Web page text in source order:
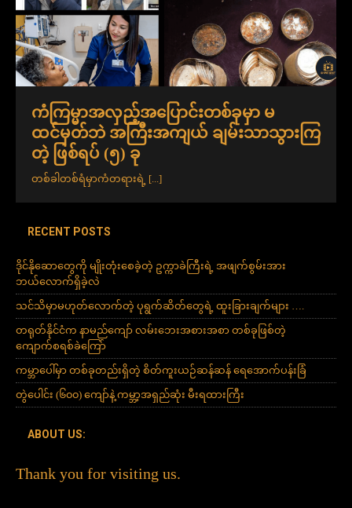
ကံကြမ္မာအလှည့်အပြောင်းတစ်ခုမှာ မ
ထင်မှတ်ဘဲ အကြီးအကျယ် ချမ်းသာသွားကြ
တဲ့ ဖြစ်ရပ် (၅) ခု
တစ်ခါတစ်ရံမှာကံတရားရဲ့ [...]
RECENT POSTS
ဒိုင်နိုဆောတွေကို မျိုးတုံးစေခဲ့တဲ့ ဥက္ကာခဲကြီးရဲ့ အဖျက်စွမ်းအား
ဘယ်လောက်ရှိခဲ့လဲ
သင်သိမှာမဟုတ်လောက်တဲ့ ပုရွက်ဆိတ်တွေရဲ့ ထူးခြားချက်များ ….
တရုတ်နိုင်ငံက နာမည်ကျော် လမ်းဘေးအစားအစာ တစ်ခုဖြစ်တဲ့
ကျောက်စရစ်ခဲကြော်
ကမ္ဘာပေါ်မှာ တစ်ခုတည်းရှိတဲ့ စိတ်ကူးယဉ်ဆန်ဆန် ရေအောက်ပန်းခြံ
တွဲပေါင်း (၆၀၀) ကျော်နဲ့ ကမ္ဘာ့အရှည်ဆုံး မီးရထားကြီး
ABOUT US:
Thank you for visiting us.